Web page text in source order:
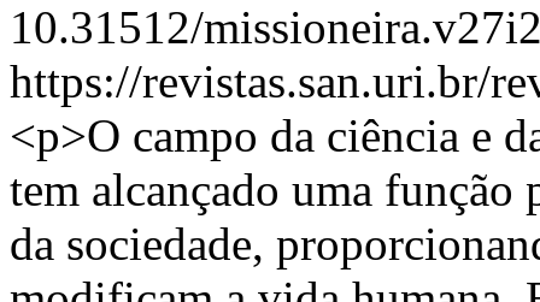
10.31512/
https://revistas.san.uri.br/
<p>O campo da ciência e
tem alcançado uma
da sociedade,